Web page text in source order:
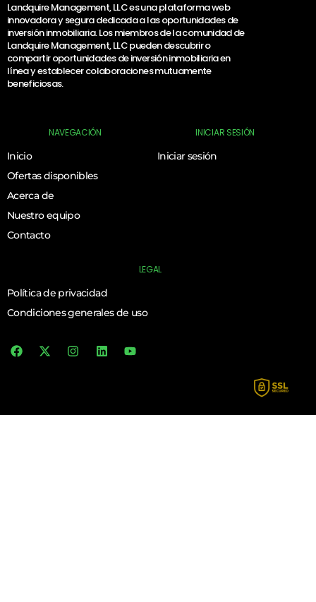
Landquire Management, LLC es una plataforma web
innovadora y segura dedicada a las oportunidades de
inversión inmobiliaria. Los miembros de la comunidad de
Landquire Management, LLC pueden descubrir o
compartir oportunidades de inversión inmobiliaria en
línea y establecer colaboraciones mutuamente
beneficiosas.
NAVEGACIÓN
Inicio
Ofertas disponibles
Acerca de
Nuestro equipo
Contacto
INICIAR SESIÓN
Iniciar sesión
LEGAL
Política de privacidad
Condiciones generales de uso